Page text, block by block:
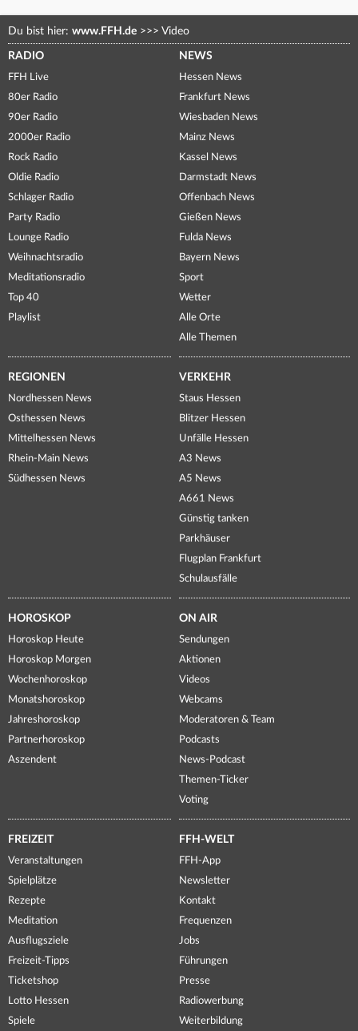
Du bist hier: www.FFH.de >>> Video
RADIO
FFH Live
80er Radio
90er Radio
2000er Radio
Rock Radio
Oldie Radio
Schlager Radio
Party Radio
Lounge Radio
Weihnachtsradio
Meditationsradio
Top 40
Playlist
NEWS
Hessen News
Frankfurt News
Wiesbaden News
Mainz News
Kassel News
Darmstadt News
Offenbach News
Gießen News
Fulda News
Bayern News
Sport
Wetter
Alle Orte
Alle Themen
REGIONEN
Nordhessen News
Osthessen News
Mittelhessen News
Rhein-Main News
Südhessen News
VERKEHR
Staus Hessen
Blitzer Hessen
Unfälle Hessen
A3 News
A5 News
A661 News
Günstig tanken
Parkhäuser
Flugplan Frankfurt
Schulausfälle
HOROSKOP
Horoskop Heute
Horoskop Morgen
Wochenhoroskop
Monatshoroskop
Jahreshoroskop
Partnerhoroskop
Aszendent
ON AIR
Sendungen
Aktionen
Videos
Webcams
Moderatoren & Team
Podcasts
News-Podcast
Themen-Ticker
Voting
FREIZEIT
Veranstaltungen
Spielplätze
Rezepte
Meditation
Ausflugsziele
Freizeit-Tipps
Ticketshop
Lotto Hessen
Spiele
FFH-WELT
FFH-App
Newsletter
Kontakt
Frequenzen
Jobs
Führungen
Presse
Radiowerbung
Weiterbildung